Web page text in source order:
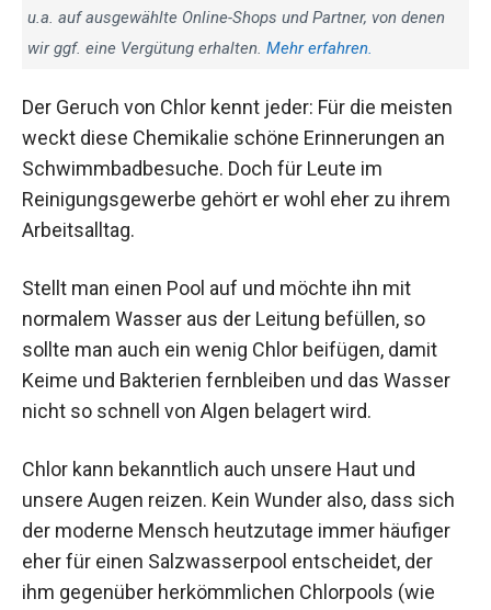
u.a. auf ausgewählte Online-Shops und Partner, von denen
wir ggf. eine Vergütung erhalten. Mehr erfahren.
Der Geruch von Chlor kennt jeder: Für die meisten
weckt diese Chemikalie schöne Erinnerungen an
Schwimmbadbesuche. Doch für Leute im
Reinigungsgewerbe gehört er wohl eher zu ihrem
Arbeitsalltag.
Stellt man einen Pool auf und möchte ihn mit
normalem Wasser aus der Leitung befüllen, so
sollte man auch ein wenig Chlor beifügen, damit
Keime und Bakterien fernbleiben und das Wasser
nicht so schnell von Algen belagert wird.
Chlor kann bekanntlich auch unsere Haut und
unsere Augen reizen. Kein Wunder also, dass sich
der moderne Mensch heutzutage immer häufiger
eher für einen Salzwasserpool entscheidet, der
ihm gegenüber herkömmlichen Chlorpools (wie